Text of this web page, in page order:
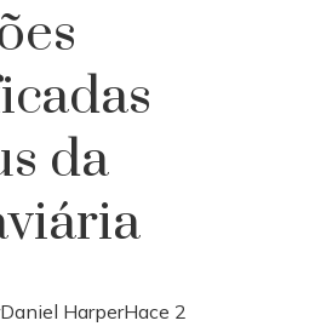
da
Daniel HarperHace 2